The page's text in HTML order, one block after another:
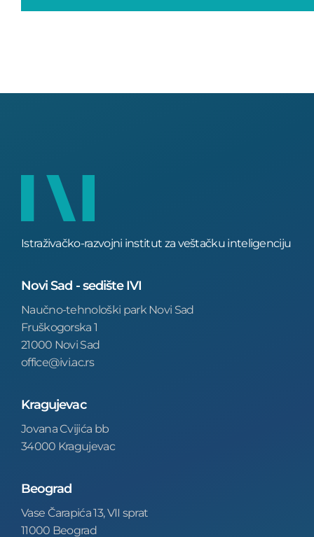
Istraživačko-razvojni institut za veštačku inteligenciju
Novi Sad - sedište IVI
Naučno-tehnološki park Novi Sad
Fruškogorska 1
21000 Novi Sad
office@ivi.ac.rs
Kragujevac
Jovana Cvijića bb
34000 Kragujevac
Beograd
Vase Čarapića 13, VII sprat
11000 Beograd